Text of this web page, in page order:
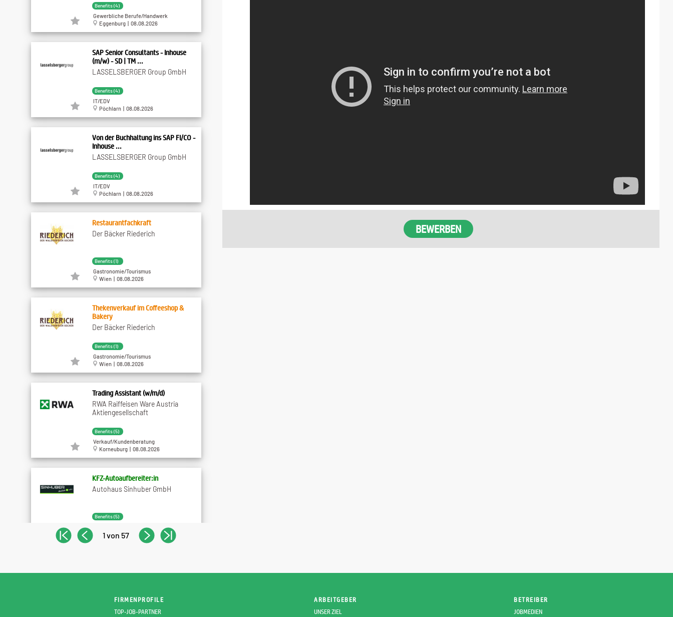
Benefits (4)
Gewerbliche Berufe/Handwerk
Eggenburg | 08.08.2026
SAP Senior Consultants - Inhouse
(m/w) - SD | TM ...
LASSELSBERGER Group GmbH
Benefits (4)
IT/EDV
Pöchlarn | 08.08.2026
Von der Buchhaltung ins SAP FI/CO -
Inhouse ...
LASSELSBERGER Group GmbH
Benefits (4)
IT/EDV
Pöchlarn | 08.08.2026
Restaurantfachkraft
Der Bäcker Riederich
Benefits (1)
Gastronomie/Tourismus
Wien | 08.08.2026
Thekenverkauf im Coffeeshop &
Bakery
Der Bäcker Riederich
Benefits (1)
Gastronomie/Tourismus
Wien | 08.08.2026
Trading Assistant (w/m/d)
RWA Raiffeisen Ware Austria
Aktiengesellschaft
Benefits (5)
Verkauf/Kundenberatung
Korneuburg | 08.08.2026
KFZ-Autoaufbereiter:in
Autohaus Sinhuber GmbH
Benefits (5)
Gewerbliche Berufe/Handwerk
Gföhl | 08.08.2026
(m/w/d)
Benefits (4)
Gewerbliche Berufe/Handwerk
1 von 57
FIRMENPROFILE
TOP-JOB-PARTNER
ARBEITGEBER
UNSER ZIEL
BETREIBER
JOBMEDIEN